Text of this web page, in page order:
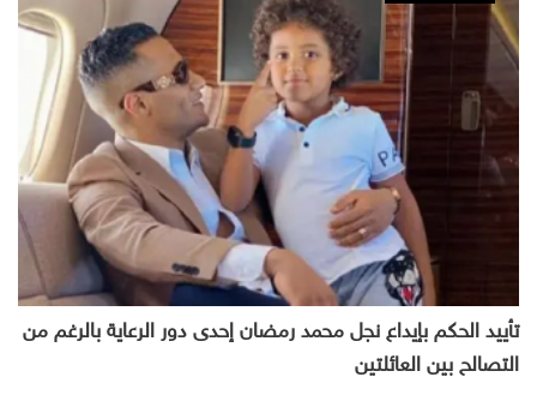
تأييد الحكم بإيداع نجل محمد رمضان إحدى دور الرعاية بالرغم من
التصالح بين العائلتين